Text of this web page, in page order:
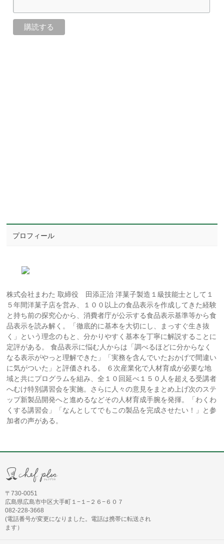
プロフィール
株式会社まわた 取締役 田添正治 洋菓子製造１級技能士として１
５年間洋菓子店を営み、１００以上の食品表示を作成してきた経験
と持ち前の探究心から、消費者庁が公示する食品表示基準等から食
品表示を読み解く。「徹底的に基本を大切にし、まっすぐ生き抜
く」という理念のもと、分かりやすく基本を丁寧に解説することに
定評がある。 食品表示に悩む人からは「調べるほどに分からなく
なる表示がやっと理解できた」「実務を含んでいたおかげで間違い
に気がついた」と評価される。 ６次産業化で人材育成が必要な地
域と共にプログラムを組み、全１０回延べ１５０人を超える受講者
へむけ特別講習会を実施。さらに人々の意見をまとめ上げ次のステ
ップ新製品開発へと進めるなどその人材育成手腕を発揮。「わくわ
くする講習会」「なんとしてでもこの製品を完成させたい！」と参
加者の声がある。
〒730-0051
広島県広島市中区大手町１−１−２６−６０７
082-228-3668
(電話番号が変更になりました。電話は携帯に転送され
ます）